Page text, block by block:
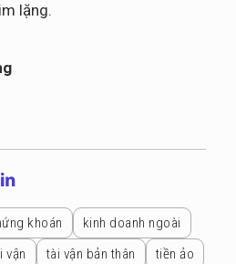
lặng.
khoán
kinh doanh ngoài
vận tài vận bản thân
tiền ảo